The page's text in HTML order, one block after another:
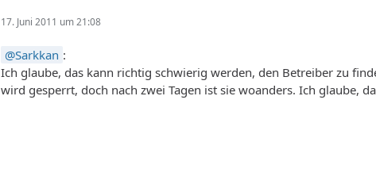
17. Juni 2011 um 21:08
Sarkkan :
Ich glaube, das kann richtig schwierig werden, den Betreiber zu
wird gesperrt, doch nach zwei Tagen ist sie woanders. Ich glaube,